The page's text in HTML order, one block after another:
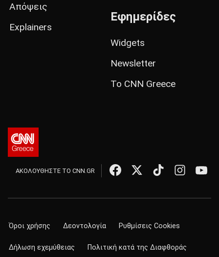
Απόψεις
Explainers
Εφημερίδες
Widgets
Newsletter
Το CNN Greece
ΑΚΟΛΟΥΘΗΣΤΕ ΤΟ CNN.GR
Όροι χρήσης Δεοντολογία Ρυθμίσεις Cookies
Δήλωση εχεμύθειας Πολιτική κατά της Διαφθοράς